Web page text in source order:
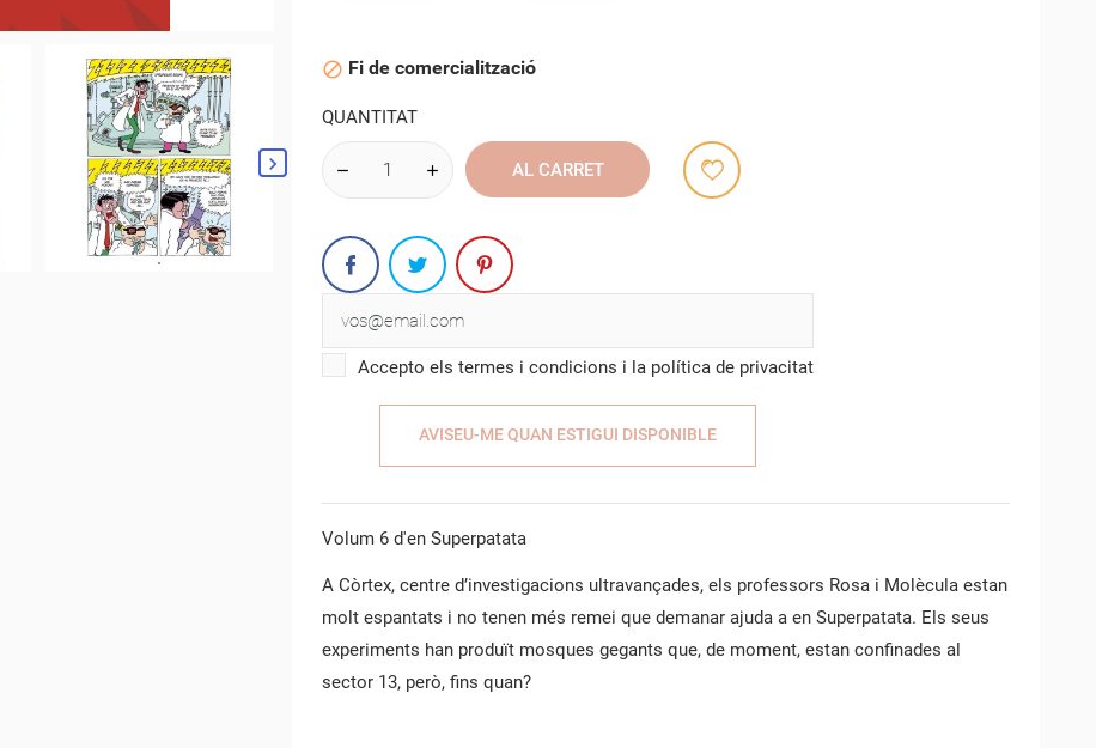
 Fi de comercialització
QUANTITAT
AL CARRET
Accepto els termes i condicions i la política de privacitat
AVISEU-ME QUAN ESTIGUI DISPONIBLE
Volum 6 d'en Superpatata
A Còrtex, centre d’investigacions ultravançades, els professors Rosa i Molècula estan
molt espantats i no tenen més remei que demanar ajuda a en Superpatata. Els seus
experiments han produït mosques gegants que, de moment, estan confinades al
sector 13, però, fins quan?
CREAR UNA LLISTA DE DESITJOS